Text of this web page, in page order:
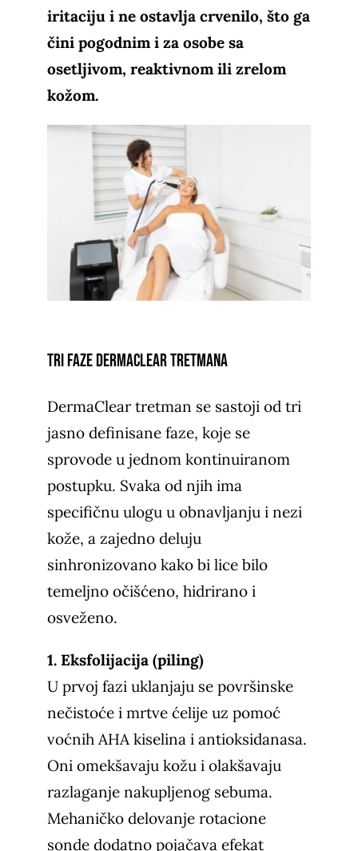
iritaciju i ne ostavlja crvenilo, što ga
čini pogodnim i za osobe sa
osetljivom, reaktivnom ili zrelom
kožom.
Tri faze DermaClear tretmana
DermaClear tretman se sastoji od tri
jasno definisane faze, koje se
sprovode u jednom kontinuiranom
postupku. Svaka od njih ima
specifičnu ulogu u obnavljanju i nezi
kože, a zajedno deluju
sinhronizovano kako bi lice bilo
temeljno očišćeno, hidrirano i
osveženo.
1. Eksfolijacija (piling)
U prvoj fazi uklanjaju se površinske
nečistoće i mrtve ćelije uz pomoć
voćnih AHA kiselina i antioksidanasa.
Oni omekšavaju kožu i olakšavaju
razlaganje nakupljenog sebuma.
Mehaničko delovanje rotacione
sonde dodatno pojačava efekat